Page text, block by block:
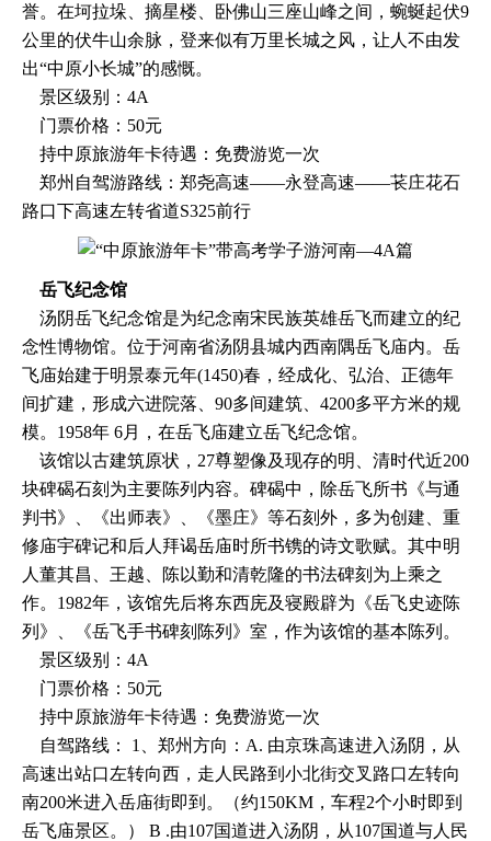
誉。在坷拉垛、摘星楼、卧佛山三座山峰之间，蜿蜒起伏9
公里的伏牛山余脉，登来似有万里长城之风，让人不由发
出“中原小长城”的感慨。
景区级别：4A
门票价格：50元
持中原旅游年卡待遇：免费游览一次
郑州自驾游路线：郑尧高速——永登高速——苌庄花石
路口下高速左转省道S325前行
岳飞纪念馆
汤阴岳飞纪念馆是为纪念南宋民族英雄岳飞而建立的纪
念性博物馆。位于河南省汤阴县城内西南隅岳飞庙内。岳
飞庙始建于明景泰元年(1450)春，经成化、弘治、正德年
间扩建，形成六进院落、90多间建筑、4200多平方米的规
模。1958年 6月，在岳飞庙建立岳飞纪念馆。
该馆以古建筑原状，27尊塑像及现存的明、清时代近200
块碑碣石刻为主要陈列内容。碑碣中，除岳飞所书《与通
判书》、《出师表》、《墨庄》等石刻外，多为创建、重
修庙宇碑记和后人拜谒岳庙时所书镌的诗文歌赋。其中明
人董其昌、王越、陈以勤和清乾隆的书法碑刻为上乘之
作。1982年，该馆先后将东西庑及寝殿辟为《岳飞史迹陈
列》、《岳飞手书碑刻陈列》室，作为该馆的基本陈列。
景区级别：4A
门票价格：50元
持中原旅游年卡待遇：免费游览一次
自驾路线： 1、郑州方向：A. 由京珠高速进入汤阴，从
高速出站口左转向西，走人民路到小北街交叉路口左转向
南200米进入岳庙街即到。（约150KM，车程2个小时即到
岳飞庙景区。） B .由107国道进入汤阴，从107国道与人民